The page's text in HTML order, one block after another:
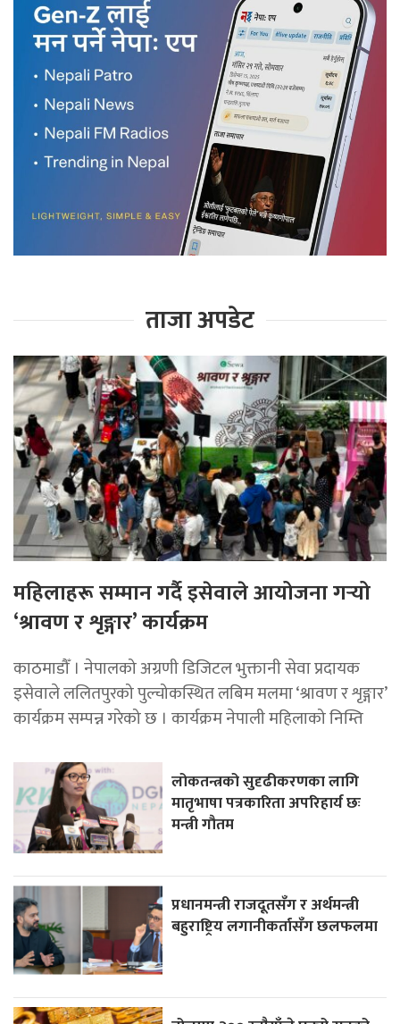
ताजा अपडेट
महिलाहरू सम्मान गर्दै इसेवाले आयोजना गर्‍यो
‘श्रावण र शृङ्गार’ कार्यक्रम
काठमाडौँ । नेपालको अग्रणी डिजिटल भुक्तानी सेवा प्रदायक
इसेवाले ललितपुरको पुल्चोकस्थित लबिम मलमा ‘श्रावण र शृङ्गार’
कार्यक्रम सम्पन्न गरेको छ । कार्यक्रम नेपाली महिलाको निम्ति
लोकतन्त्रको सुदृढीकरणका लागि
मातृभाषा पत्रकारिता अपरिहार्य छः
मन्त्री गौतम
प्रधानमन्त्री राजदूतसँग र अर्थमन्त्री
बहुराष्ट्रिय लगानीकर्तासँग छलफलमा